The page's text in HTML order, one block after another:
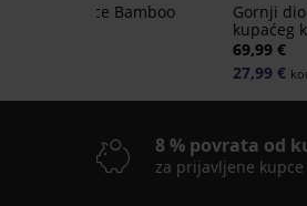
gaćice Bamboo
Gornji
kupaćeg
Flowerkiss
69,99 €
27,99 €
8 % povrata od
za prijavljene kupce